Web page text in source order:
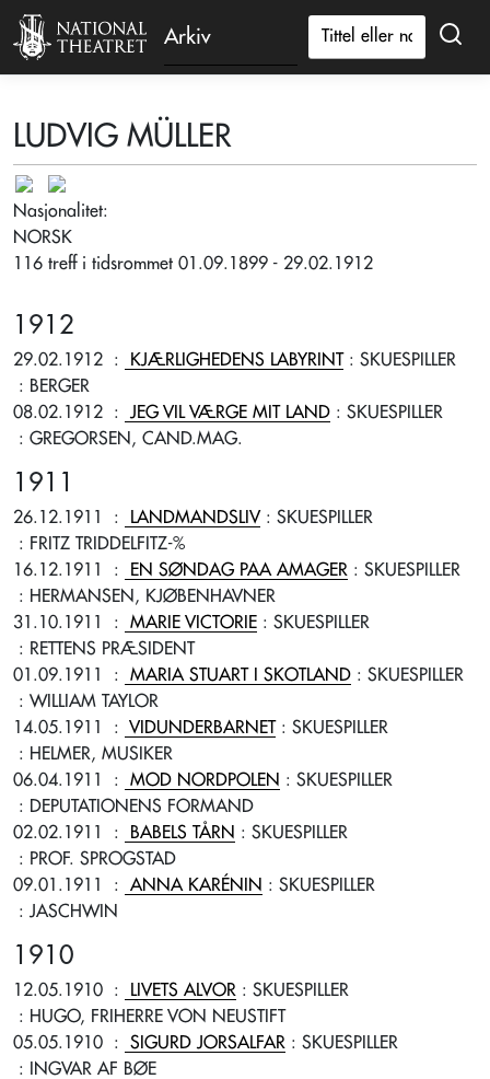
Arkiv
LUDVIG MÜLLER
Nasjonalitet:
NORSK
116 treff i tidsrommet 01.09.1899 - 29.02.1912
1912
29.02.1912 : KJÆRLIGHEDENS LABYRINT: SKUESPILLER
: BERGER
08.02.1912 : JEG VIL VÆRGE MIT LAND : SKUESPILLER
: GREGORSEN, CAND.MAG.
1911
26.12.1911 : LANDMANDSLIV : SKUESPILLER
: FRITZ TRIDDELFITZ-%
16.12.1911
: EN SØNDAG PAA AMAGER : SKUESPILLER
: HERMANSEN, KJØBENHAVNER
31.10.1911
: MARIE VICTORIE : SKUESPILLER
: RETTENS PRÆSIDENT
01.09.1911
: MARIA STUART I SKOTLAND : SKUESPILLER
: WILLIAM TAYLOR
14.05.1911
: VIDUNDERBARNET: SKUESPILLER
: HELMER, MUSIKER
06.04.1911
: MOD NORDPOLEN : SKUESPILLER
: DEPUTATIONENS FORMAND
02.02.1911
: BABELS TÅRN : SKUESPILLER
: PROF. SPROGSTAD
09.01.1911
: ANNA KARÉNIN : SKUESPILLER
: JASCHWIN
1910
12.05.1910 : LIVETS ALVOR : SKUESPILLER
: HUGO, FRIHERRE VON NEUSTIFT
05.05.1910 : SIGURD JORSALFAR : SKUESPILLER
: INGVAR AF BØE